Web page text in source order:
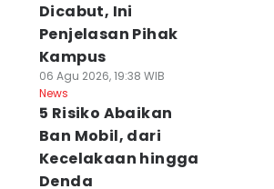
x Fun With
Dicabut, Ini
Penjelasan Pihak
Kampus
06 Agu 2026, 19:38 WIB
News
5 Risiko Abaikan
Ban Mobil, dari
Kecelakaan hingga
Denda